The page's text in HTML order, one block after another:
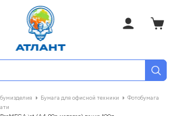
Бумага для офисной техники
Фотобумага